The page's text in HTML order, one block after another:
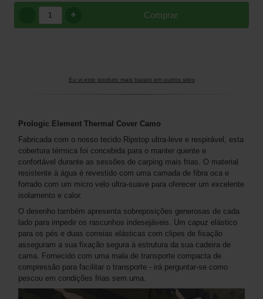
Comprar
+
Eu vi este produto mais barato em outros sites
Prologic Element Thermal Cover Camo
Fabricada com o nosso tecido Ripstop ultra-leve e respirável, esta
cobertura térmica foi concebida para o manter quente e
confortável durante as sessões de carping mais frias. O material
resistente à água é revestido com uma camada de fibra oca e
forrado com um micro velo ultra-suave para oferecer um excelente
isolamento e calor.
O desenho também apresenta sobreposições generosas de cada
lado para impedir os rascunhos indesejáveis. Um capuz elástico
para os pés e duas correias elásticas com clipes de fixação
asseguram a sua fixação segura à estrutura da sua cadeira de
cama. Fornecido com uma mala de transporte compacta de
compressão para facilitar o transporte - irá perguntar-se como
pescou em condições frias sem uma.